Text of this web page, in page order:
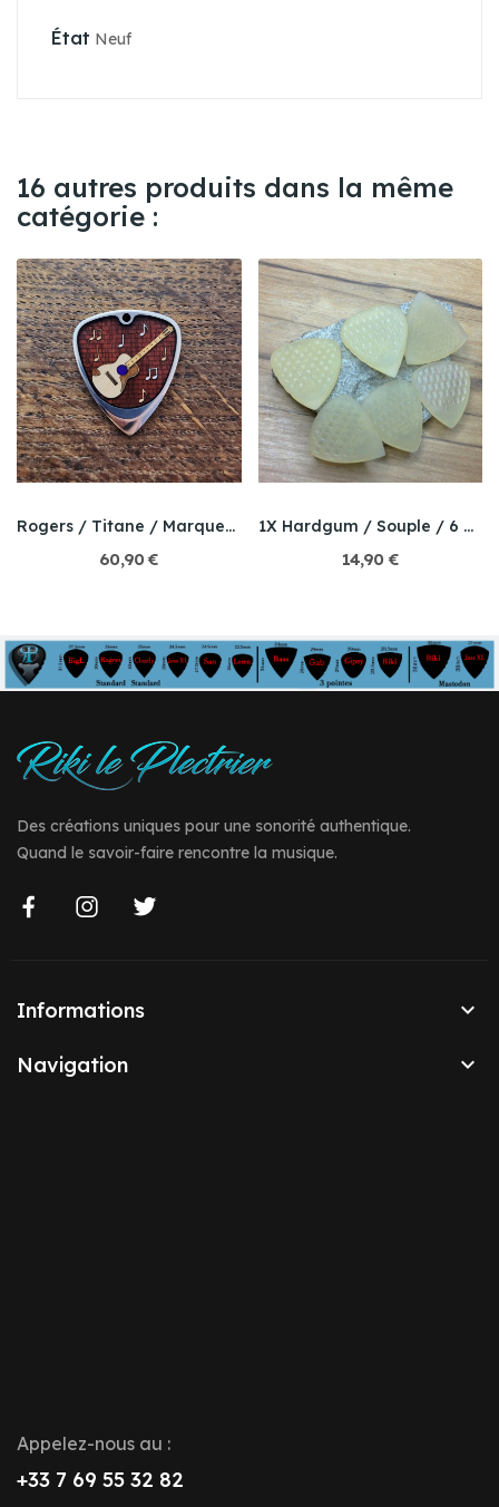
État Neuf
16 autres produits dans la même
catégorie :
Rogers / Titane / Marqueterie miniature
60,90 €
1X Hardgum / Souple / 6 modèles au choix
14,90 €
Des créations uniques pour une sonorité authentique.
Quand le savoir-faire rencontre la musique.
Informations 
Navigation 
Appelez-nous au :
+33 7 69 55 32 82